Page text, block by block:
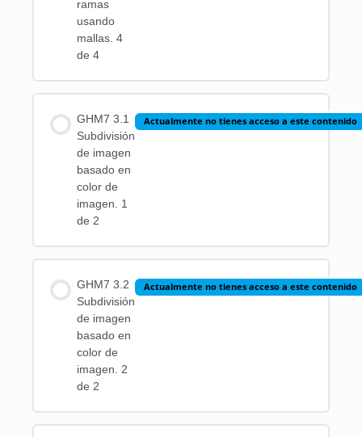
ramas
usando
mallas. 4
de 4
GHM7 3.1
Subdivisión
de imagen
basado en
color de
imagen. 1
de 2
Actualmente no tienes acceso a este contenido
GHM7 3.2
Subdivisión
de imagen
basado en
color de
imagen. 2
de 2
Actualmente no tienes acceso a este contenido